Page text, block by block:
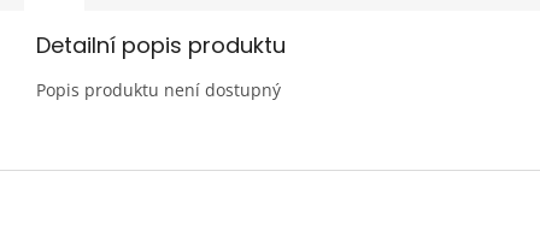
Detailní popis produktu
Popis produktu není dostupný
Z